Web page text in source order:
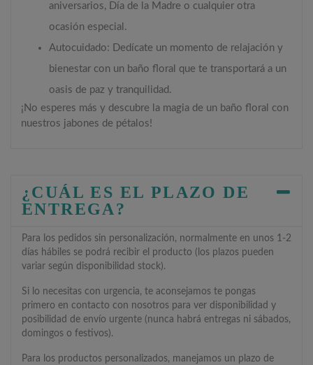
aniversarios, Día de la Madre o cualquier otra
ocasión especial.
Autocuidado: Dedícate un momento de relajación y
bienestar con un baño floral que te transportará a un
oasis de paz y tranquilidad.
¡No esperes más y descubre la magia de un baño floral con
nuestros jabones de pétalos!
¿CUÁL ES EL PLAZO DE
ENTREGA?
Para los pedidos sin personalización, normalmente en unos 1-2
días hábiles se podrá recibir el producto (los plazos pueden
variar según disponibilidad stock).
Si lo necesitas con urgencia, te aconsejamos te pongas
primero en contacto con nosotros para ver disponibilidad y
posibilidad de envío urgente (nunca habrá entregas ni sábados,
domingos o festivos).
Para los productos personalizados, manejamos un plazo de